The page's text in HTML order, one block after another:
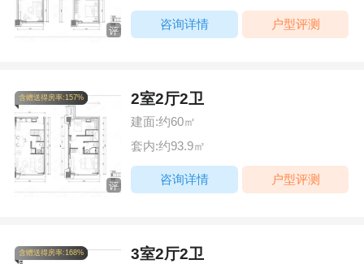
评 咨询详情 户型评测
含赠送得房率:157%
评
2室2厅2卫
建面:约60㎡
套内:约93.9㎡
咨询详情 户型评测
含赠送得房率:168% 3室2厅2卫